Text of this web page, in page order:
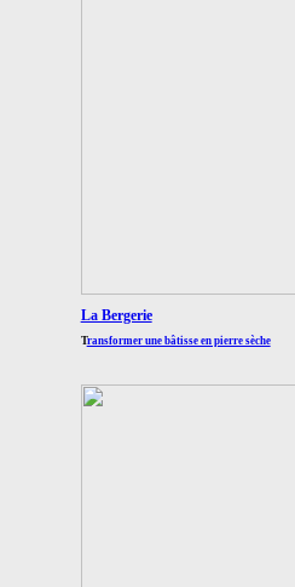
La Bergerie
Transformer une bâtisse en pierre sèche